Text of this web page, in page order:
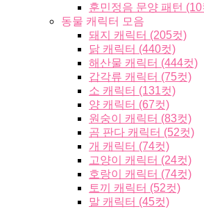
훈민정음 문양 패턴 (10
동물 캐릭터 모음
돼지 캐릭터 (205컷)
닭 캐릭터 (440컷)
해산물 캐릭터 (444컷)
갑각류 캐릭터 (75컷)
소 캐릭터 (131컷)
양 캐릭터 (67컷)
원숭이 캐릭터 (83컷)
곰 판다 캐릭터 (52컷)
개 캐릭터 (74컷)
고양이 캐릭터 (24컷)
호랑이 캐릭터 (74컷)
토끼 캐릭터 (52컷)
말 캐릭터 (45컷)